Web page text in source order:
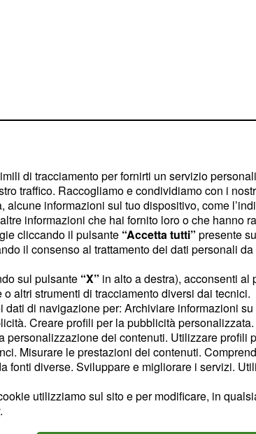
e, secondo
del Carlino, ci
per poter raggiungere
biglietti ai
cronacasono giunti i
ultimi non hanno
Sono ancora in
i motivi di questo
una volta
di tracciamento per fornirti un servizio
traffico. Raccogliamo e condividiamo con i
informazioni sul tuo dispositivo, come
informazioni che hai fornito loro o che hanno
cliccando il pulsante “Accetta tutti” presente
il consenso al trattamento dei dati personali
sul pulsante “X” in alto a destra), acconsenti
altri strumenti di tracciamento diversi dai tecnici.
dati di navigazione per: Archiviare informazioni
Creare profili per la pubblicità
personalizzazione dei contenuti. Utilizzare profili
Misurare le prestazioni dei contenuti.
fonti diverse. Sviluppare e migliorare i servizi.
utilizziamo sul sito e per modificare, in
.